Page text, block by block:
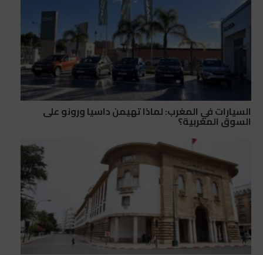
السيارات في المغرب: لماذا تهيمن داسيا ورونو على
السوق المغربية؟